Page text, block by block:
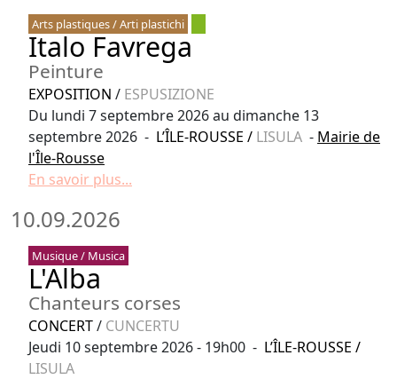
Arts plastiques / Arti plastichi
Italo Favrega
Peinture
EXPOSITION / ESPUSIZIONE
Du lundi 7 septembre 2026 au dimanche 13
septembre 2026 - L’ÎLE-ROUSSE / LISULA - Mairie de
l'Île-Rousse
En savoir plus...
10.09.2026
Musique / Musica
L'Alba
Chanteurs corses
CONCERT/ CUNCERTU
Jeudi 10 septembre 2026 - 19h00 - L’ÎLE-ROUSSE /
LISULA